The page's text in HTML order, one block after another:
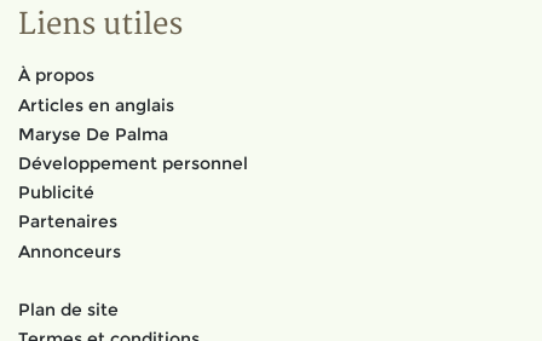
Liens utiles
À propos
Articles en anglais
Maryse De Palma
Développement personnel
Publicité
Partenaires
Annonceurs
Plan de site